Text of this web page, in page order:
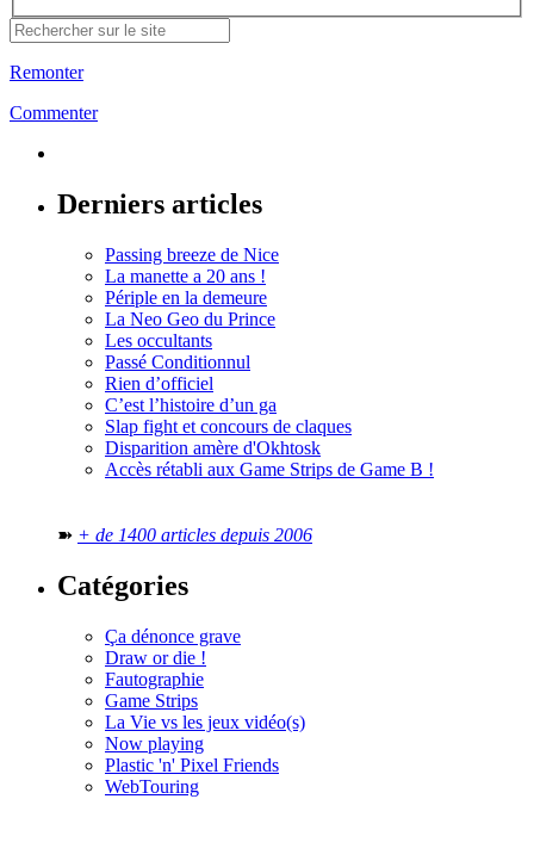
Remonter
Commenter
Derniers articles
Passing breeze de Nice
La manette a 20 ans !
Périple en la demeure
La Neo Geo du Prince
Les occultants
Passé Conditionnul
Rien d’officiel
C’est l’histoire d’un ga
Slap fight et concours de claques
Disparition amère d'Okhtosk
Accès rétabli aux Game Strips de Game B !
➽ + de 1400 articles depuis 2006
Catégories
Ça dénonce grave
Draw or die !
Fautographie
Game Strips
La Vie vs les jeux vidéo(s)
Now playing
Plastic 'n' Pixel Friends
WebTouring